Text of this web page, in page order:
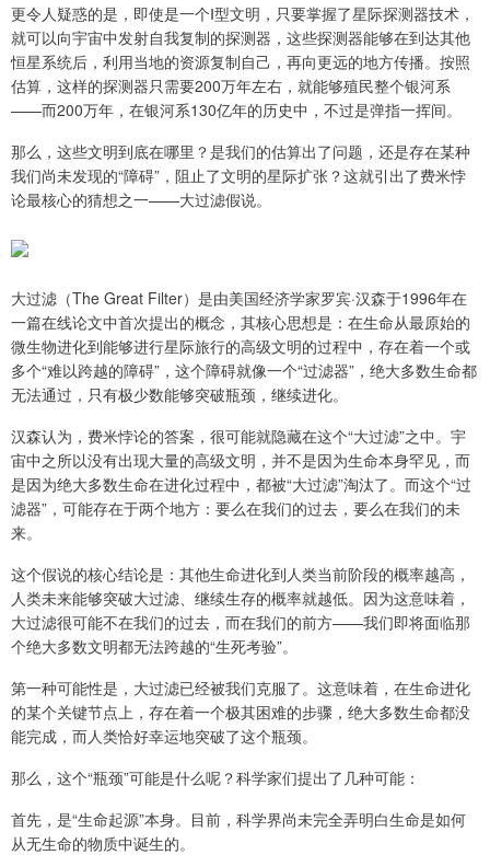
更令人疑惑的是，即使是一个Ⅰ型文明，只要掌握了星际探测器技术，
就可以向宇宙中发射自我复制的探测器，这些探测器能够在到达其他
恒星系统后，利用当地的资源复制自己，再向更远的地方传播。按照
估算，这样的探测器只需要200万年左右，就能够殖民整个银河系
——而200万年，在银河系130亿年的历史中，不过是弹指一挥间。
那么，这些文明到底在哪里？是我们的估算出了问题，还是存在某种
我们尚未发现的“障碍”，阻止了文明的星际扩张？这就引出了费米悖
论最核心的猜想之一——大过滤假说。
大过滤（The Great Filter）是由美国经济学家罗宾·汉森于1996年在
一篇在线论文中首次提出的概念，其核心思想是：在生命从最原始的
微生物进化到能够进行星际旅行的高级文明的过程中，存在着一个或
多个“难以跨越的障碍”，这个障碍就像一个“过滤器”，绝大多数生命都
无法通过，只有极少数能够突破瓶颈，继续进化。
汉森认为，费米悖论的答案，很可能就隐藏在这个“大过滤”之中。宇
宙中之所以没有出现大量的高级文明，并不是因为生命本身罕见，而
是因为绝大多数生命在进化过程中，都被“大过滤”淘汰了。而这个“过
滤器”，可能存在于两个地方：要么在我们的过去，要么在我们的未
来。
这个假说的核心结论是：其他生命进化到人类当前阶段的概率越高，
人类未来能够突破大过滤、继续生存的概率就越低。因为这意味着，
大过滤很可能不在我们的过去，而在我们的前方——我们即将面临那
个绝大多数文明都无法跨越的“生死考验”。
第一种可能性是，大过滤已经被我们克服了。这意味着，在生命进化
的某个关键节点上，存在着一个极其困难的步骤，绝大多数生命都没
能完成，而人类恰好幸运地突破了这个瓶颈。
那么，这个“瓶颈”可能是什么呢？科学家们提出了几种可能：
首先，是“生命起源”本身。目前，科学界尚未完全弄明白生命是如何
从无生命的物质中诞生的。